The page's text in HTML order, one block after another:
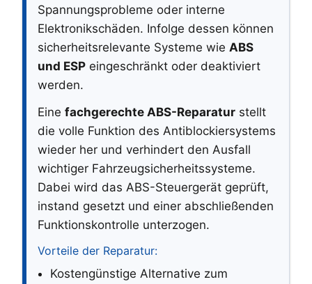
Spannungsprobleme oder interne
Elektronikschäden. Infolge dessen können
sicherheitsrelevante Systeme wie ABS
und ESP eingeschränkt oder deaktiviert
werden.
Eine fachgerechte ABS-Reparatur stellt
die volle Funktion des Antiblockiersystems
wieder her und verhindert den Ausfall
wichtiger Fahrzeugsicherheitssysteme.
Dabei wird das ABS-Steuergerät geprüft,
instand gesetzt und einer abschließenden
Funktionskontrolle unterzogen.
Vorteile der Reparatur:
Kostengünstige Alternative zum